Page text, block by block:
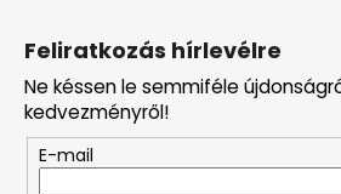
Feliratkozás hírlevélre
Ne késsen le semmiféle
kedvezményről!
E-mail